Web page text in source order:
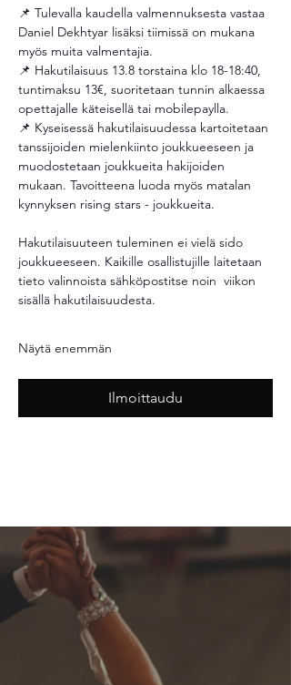
📌 Tulevalla kaudella valmennuksesta vastaa
Daniel Dekhtyar lisäksi tiimissä on mukana
myös muita valmentajia.
📌 Hakutilaisuus 13.8 torstaina klo 18-18:40,
tuntimaksu 13€, suoritetaan tunnin alkaessa
opettajalle käteisellä tai mobilepaylla.
📌 Kyseisessä hakutilaisuudessa kartoitetaan
tanssijoiden mielenkiinto joukkueeseen ja
muodostetaan joukkueita hakijoiden
mukaan. Tavoitteena luoda myös matalan
kynnyksen rising stars - joukkueita.
Hakutilaisuuteen tuleminen ei vielä sido
joukkueeseen. Kaikille osallistujille laitetaan
tieto valinnoista sähköpostitse noin  viikon
sisällä hakutilaisuudesta.
Näytä enemmän
Ilmoittaudu